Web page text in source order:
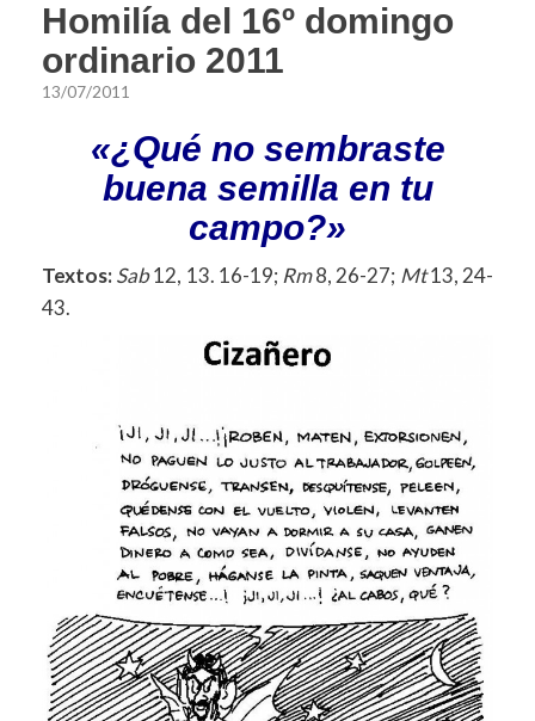
Homilía del 16º domingo
ordinario 2011
13/07/2011
«¿Qué no sembraste
buena semilla en tu
campo?»
Textos:Sab12, 13. 16-19; Rm8, 26-27; Mt13, 24-
43.